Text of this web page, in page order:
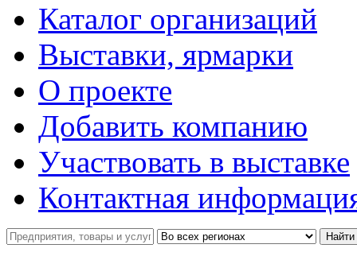
Каталог организаций
Выставки, ярмарки
О проекте
Добавить компанию
Участвовать в выставке
Контактная
Найти